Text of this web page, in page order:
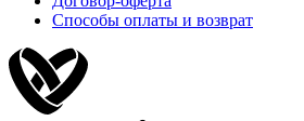
Способы оплаты и возврат